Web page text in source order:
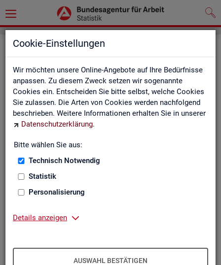
Cookie-Einstellungen
Wir möchten unsere Online-Angebote auf Ihre Bedürfnisse
anpassen. Zu diesem Zweck setzen wir sogenannte
Cookies ein. Entscheiden Sie bitte selbst, welche Cookies
Sie zulassen. Die Arten von Cookies werden nachfolgend
beschrieben. Weitere Informationen erhalten Sie in unserer
Datenschutzerklärung.
Bitte wählen Sie aus:
Technisch Notwendig
Statistik
Personalisierung
Details anzeigen
AUSWAHL BESTÄTIGEN
Seite emp­feh­len
Fel­der mit einem * sind Pflicht­fel­der und müs­sen aus­ge­füllt
wer­den
Ihre An­ga­ben
Empfänger*